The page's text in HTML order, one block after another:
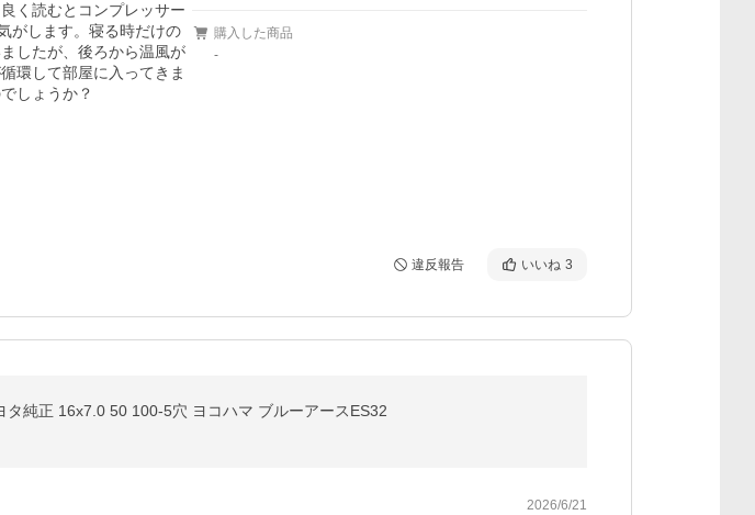
く読むとコンプレッサー
がします。寝る時だけの
したが、後ろから温風が
環して部屋に入ってきま
しょうか？
購入した商品
-
違反報告 いいね 3
純正 16x7.0 50 100-5穴 ヨコハマ ブルーアースES32
2026/6/21